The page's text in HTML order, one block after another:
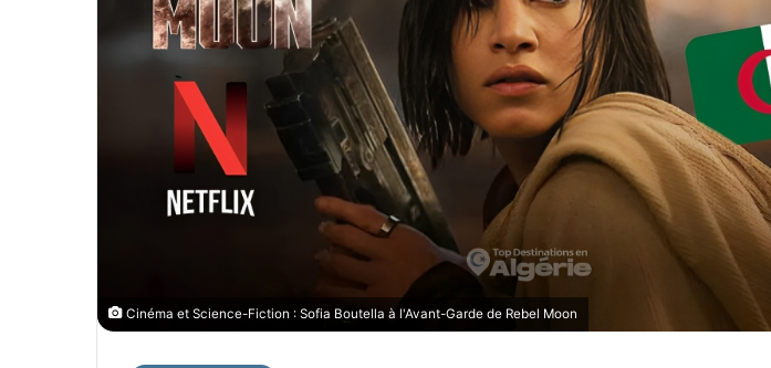
Cinéma et Science-Fiction : Sofia Boutella à l'Avant-Garde de Rebel Moon